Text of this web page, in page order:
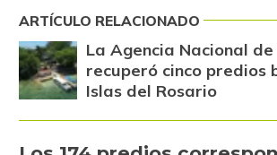
ARTÍCULO RELACIONADO
La Agencia Nacional
recuperó cinco predios
Islas del Rosario